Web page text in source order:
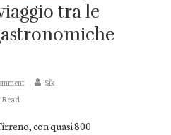
tra le
Sik
con quasi 800